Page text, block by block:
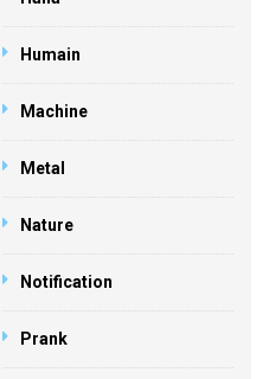
Humain
Machine
Metal
Nature
Notification
Prank